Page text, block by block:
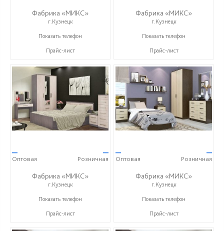
Фабрика «МИКС»
г.Кузнецк
+7 (937) 423-36-37
Показать телефон
Прайс-лист
Фабрика «МИКС»
г.Кузнецк
+7 (937) 423-36-37
Показать телефон
Прайс-лист
—
Оптовая
—
Розничная
Фабрика «МИКС»
г.Кузнецк
+7 (937) 423-36-37
Показать телефон
Прайс-лист
—
Оптовая
—
Розничная
Фабрика «МИКС»
г.Кузнецк
+7 (937) 423-36-37
Показать телефон
Прайс-лист